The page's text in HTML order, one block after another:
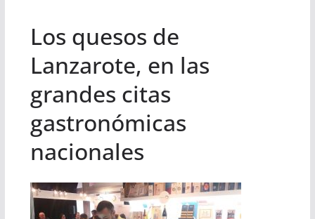
Los quesos de
Lanzarote, en las
grandes citas
gastronómicas
nacionales